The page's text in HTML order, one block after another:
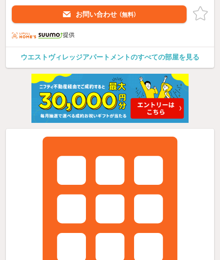
お問い合わせ （無料）
提供
ウエストヴィレッジアパートメントのすべての部屋を見る